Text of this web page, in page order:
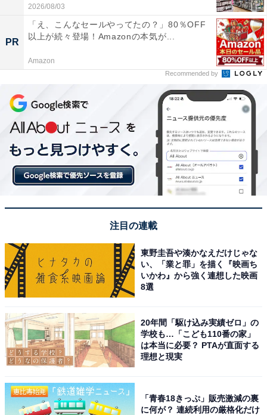
2026/08/03
PR
「え、こんなセールやってたの？」80％OFF
以上が続々登場！Amazonの本気が...
Amazon
Recommended by
注目の連載
東野圭吾や湊かなえだけじゃな
い、「業と罪」を描く『映画ち
いかわ』から強く連想した映画
8選
20年間「駆け込み実績ゼロ」の
学校も…「こども110番の家」
は本当に必要？ PTAが直面する
理想と現実
「青春18きっぷ」販売激減の裏
に何が？ 連続利用の厳格化だけ